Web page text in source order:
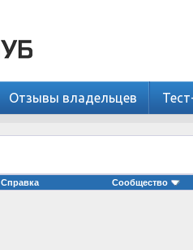
Отзывы владельцев
Справка Сообщество